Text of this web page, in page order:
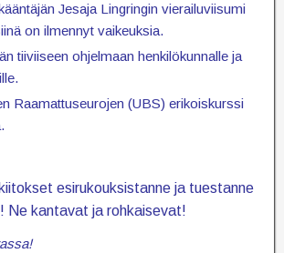
Jesaja Lingringin vierailuviisumi
on ilmennyt vaikeuksia.
tiiviiseen ohjelmaan henkilökunnalle ja
Raamattuseurojen (UBS) erikoiskurssi
esirukouksistanne ja tuestanne
Ne kantavat ja rohkaisevat!